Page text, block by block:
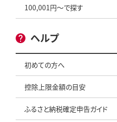
100,001円～で探す
ヘルプ
初めての方へ
控除上限金額の目安
ふるさと納税確定申告ガイド